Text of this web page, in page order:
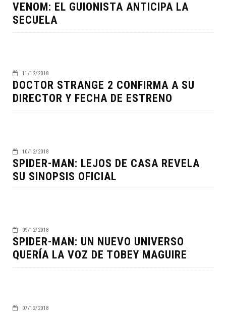
VENOM: EL GUIONISTA ANTICIPA LA
SECUELA
11/12/2018
DOCTOR STRANGE 2 CONFIRMA A SU
DIRECTOR Y FECHA DE ESTRENO
10/12/2018
SPIDER-MAN: LEJOS DE CASA REVELA
SU SINOPSIS OFICIAL
09/12/2018
SPIDER-MAN: UN NUEVO UNIVERSO
QUERÍA LA VOZ DE TOBEY MAGUIRE
07/12/2018